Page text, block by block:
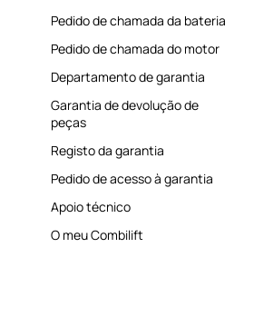
Pedido de chamada da bateria
Pedido de chamada do motor
Departamento de garantia
Garantia de devolução de
peças
Registo da garantia
Pedido de acesso à garantia
Apoio técnico
O meu Combilift